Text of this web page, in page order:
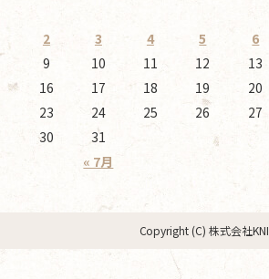
« 7月
2
3 4 5 6
9
10 11 12 13
16
17 18 19 20
23
24 25 26 27
30
31
Copyright (C) 株式会社KNI